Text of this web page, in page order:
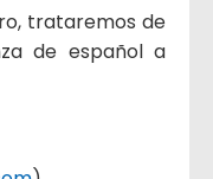
trataremos de
de español a